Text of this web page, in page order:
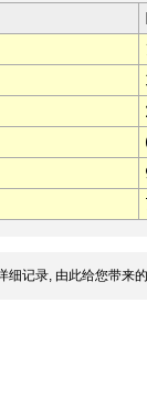
细记录, 由此给您带来